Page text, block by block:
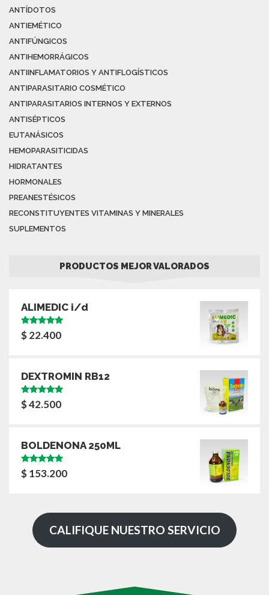
ANTÍDOTOS
ANTIEMÉTICO
ANTIFÚNGICOS
ANTIHEMORRÁGICOS
ANTIINFLAMATORIOS Y ANTIFLOGÍSTICOS
ANTIPARASITARIO COSMÉTICO
ANTIPARASITARIOS INTERNOS Y EXTERNOS
ANTISÉPTICOS
EUTANÁSICOS
HEMOPARASITICIDAS
HIDRATANTES
HORMONALES
PREANESTÉSICOS
RECONSTITUYENTES VITAMINAS Y MINERALES
SUPLEMENTOS
PRODUCTOS MEJOR VALORADOS
ALIMEDIC i/d
Valorado
con5.00de
$22.400
DEXTROMIN RB12
Valorado
con5.00de
$42.500
BOLDENONA 250ML
Valorado
con5.00de
$153.200
CALIFIQUE NUESTRO SERVICIO